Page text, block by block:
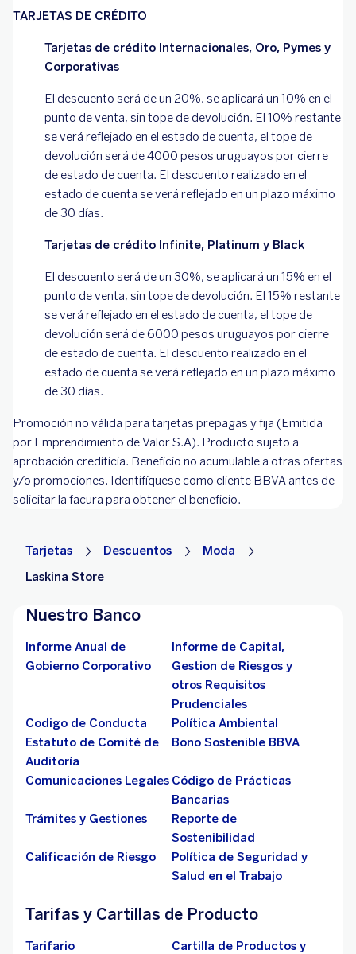
TARJETAS DE CRÉDITO
Tarjetas de crédito Internacionales, Oro, Pymes y
Corporativas
El descuento será de un 20%, se aplicará un 10% en el
punto de venta, sin tope de devolución. El 10% restante
se verá reflejado en el estado de cuenta, el tope de
devolución será de 4000 pesos uruguayos por cierre
de estado de cuenta. El descuento realizado en el
estado de cuenta se verá reflejado en un plazo máximo
de 30 días.
Tarjetas de crédito Infinite, Platinum y Black
El descuento será de un 30%, se aplicará un 15% en el
punto de venta, sin tope de devolución. El 15% restante
se verá reflejado en el estado de cuenta, el tope de
devolución será de 6000 pesos uruguayos por cierre
de estado de cuenta. El descuento realizado en el
estado de cuenta se verá reflejado en un plazo máximo
de 30 días.
Promoción no válida para tarjetas prepagas y fija (Emitida
por Emprendimiento de Valor S.A). Producto sujeto a
aprobación crediticia. Beneficio no acumulable a otras ofertas
y/o promociones. Identifíquese como cliente BBVA antes de
solicitar la facura para obtener el beneficio.
Tarjetas Descuentos
Moda
Laskina Store
Nuestro Banco
Informe Anual de
Gobierno Corporativo
Informe de Capital,
Gestion de Riesgos y
otros Requisitos
Prudenciales
Codigo de Conducta
Política Ambiental
Estatuto de Comité de
Auditoría
Bono Sostenible BBVA
Comunicaciones Legales Código de Prácticas
Bancarias
Trámites y Gestiones
Reporte de
Sostenibilidad
Calificación de Riesgo
Política de Seguridad y
Salud en el Trabajo
Tarifas y Cartillas de Producto
Tarifario
Cartilla de Productos y